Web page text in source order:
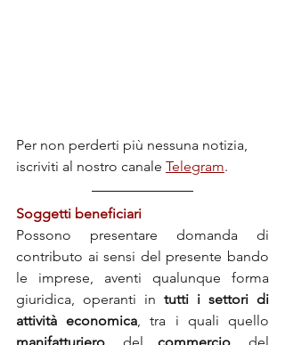
Per non perderti più nessuna notizia,
iscriviti al nostro canale Telegram.
Soggetti beneficiari
Possono presentare domanda di
contributo ai sensi del presente bando
le imprese, aventi qualunque forma
giuridica, operanti in tutti i settori di
attività economica